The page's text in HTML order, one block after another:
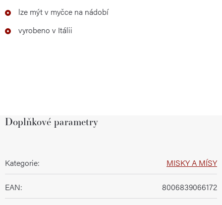
lze mýt v myčce na nádobí
vyrobeno v Itálii
Doplňkové parametry
Kategorie: MISKY A MÍSY
EAN: 8006839066172